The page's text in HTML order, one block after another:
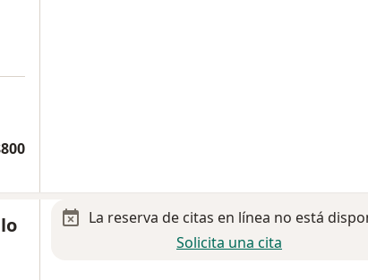
La reserva de citas en línea no está
Solicita una cita